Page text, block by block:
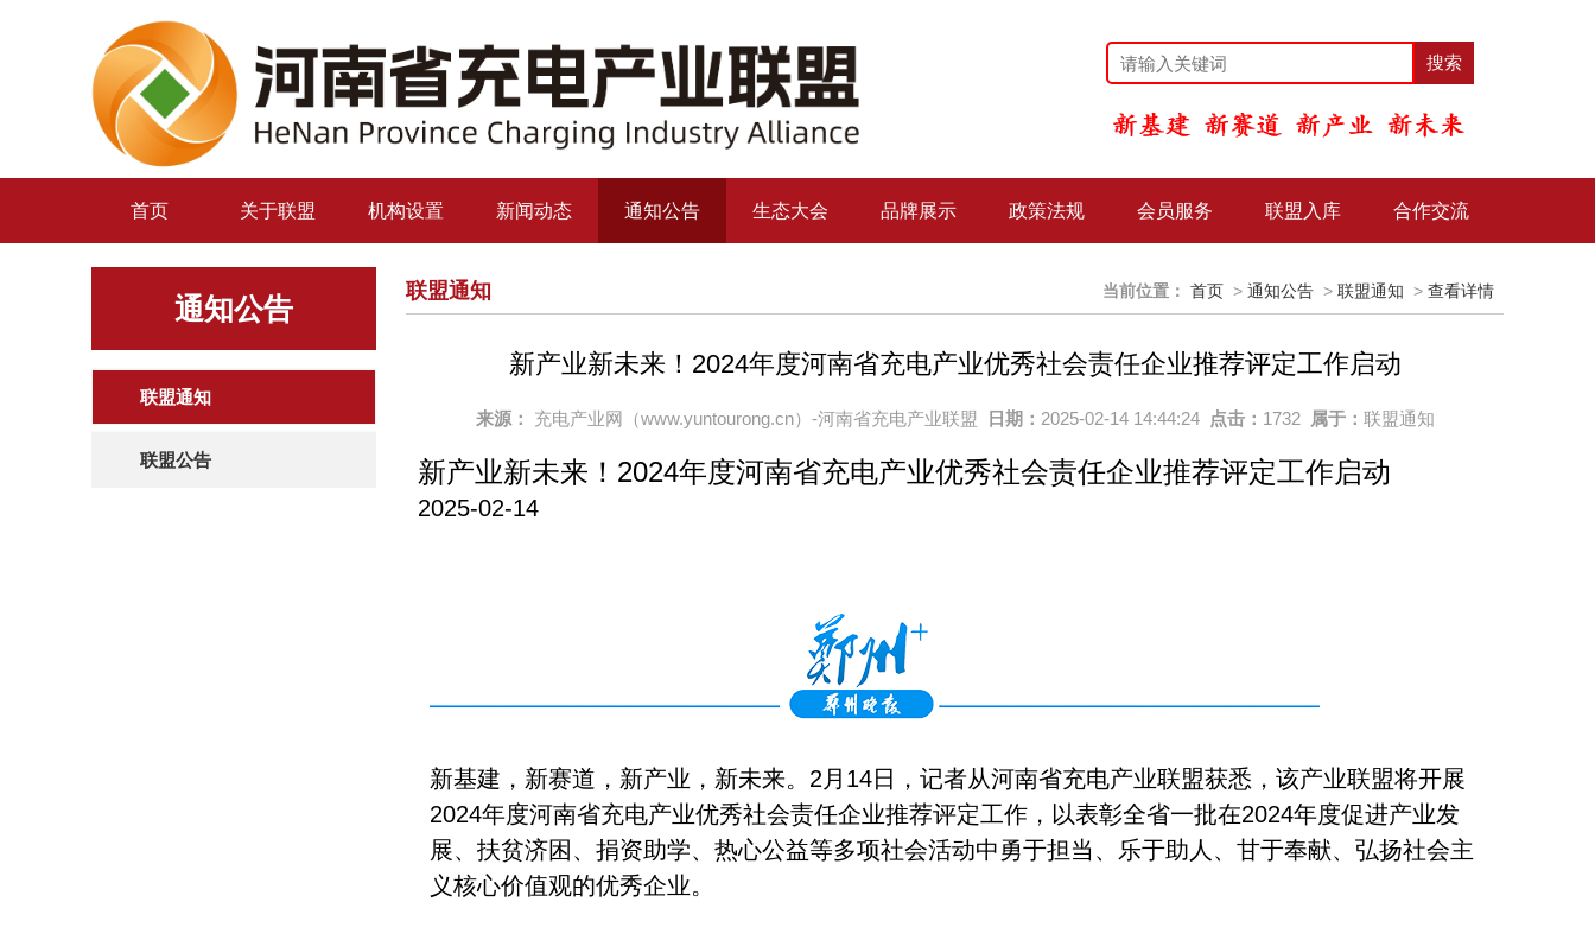
首页 关于联盟 机构设置 新闻动态 通知公告 生态大会 品牌展示 政策法规 会员服务 联盟入库 合作交流
通知公告
联盟通知
联盟公告
当前位置： 首页 > 通知公告 > 联盟通知 > 查看详情
联盟通知
新产业新未来！2024年度河南省充电产业优秀社会责任企业推荐评定工作启动
来源： 充电产业网（www.yuntourong.cn）-河南省充电产业联盟 日期： 2025-02-14 14:44:24 点击： 1732 属于： 联盟通知
新产业新未来！2024年度河南省充电产业优秀社会责任企业推荐评定工作启动
2025-02-14
新基建，新赛道，新产业，新未来。2月14日，记者从河南省充电产业联盟获悉，该产业联盟将开展
2024年度河南省充电产业优秀社会责任企业推荐评定工作，以表彰全省一批在2024年度促进产业发
展、扶贫济困、捐资助学、热心公益等多项社会活动中勇于担当、乐于助人、甘于奉献、弘扬社会主
义核心价值观的优秀企业。